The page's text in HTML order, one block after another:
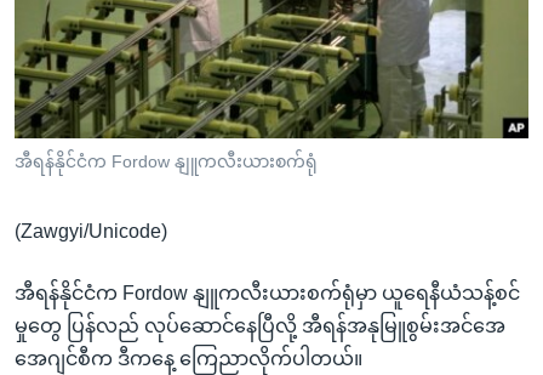
စာမျက်နှာ
သို့
ကျော်
ကြည့်
ရှာဖွေ
နေရာ
သို့
ကျော်
သုတပဒေသာ အင်္ဂလိပ်စာ
Learning English
ဗွီအိုအေ လူမှုကွန်ယက်များ
အီရန်နိုင်ငံက Fordow နျူကလီးယားစက်ရုံ
(Zawgyi/Unicode)
အီရန်နိုင်ငံက Fordow နျူကလီးယားစက်ရုံမှာ ယူရေနီယံသန့်စင်
မှုတွေ ပြန်လည် လုပ်ဆောင်နေပြီလို့ အီရန်အနုမြူစွမ်းအင်အေ
အေဂျင်စီက ဒီကနေ့ ကြေညာလိုက်ပါတယ်။